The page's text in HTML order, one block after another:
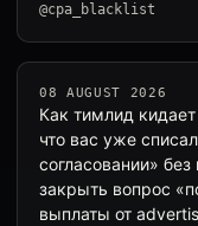
@cpa_blacklist
08 AUGUST 2026
Как тимлид
что вас уже
согласовании»
закрыть вопрос
выплаты от